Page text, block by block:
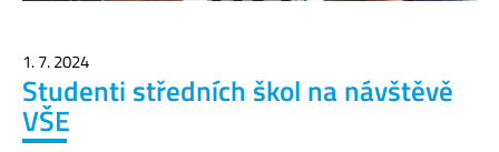
1. 7. 2024
Studenti středních škol na návštěvě
VŠE